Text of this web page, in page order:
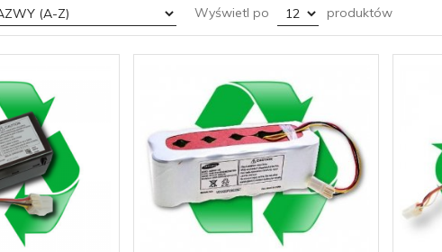
Wyświetl po pop produktów